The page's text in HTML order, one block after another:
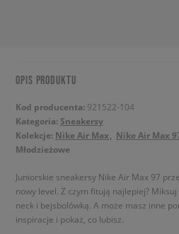
OPIS PRODUKTU
Kod producenta: 921522-104
Kategoria: Sneakersy
Kolekcje: Nike Air Max Nike Air Max
Młodzieżowe
Juniorskie sneakersy Nike Air Max 97
nowy level. Z czym fitują najlepiej?
neck i bejsbolówką. A może masz inne
inspiracje i pokaż, co lubisz.